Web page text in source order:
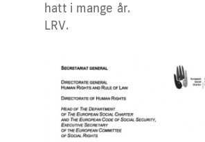
hatt i mange år.
LRV.